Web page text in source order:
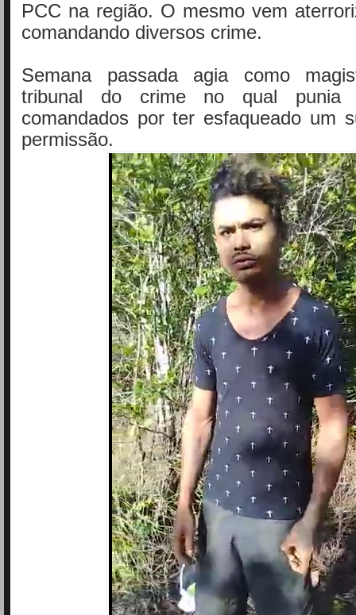
PCC na região. O mesmo vem
comandando diversos crime.
Semana passada agia como
tribunal do crime no qual
comandados por ter esfaqueado um
permissão.